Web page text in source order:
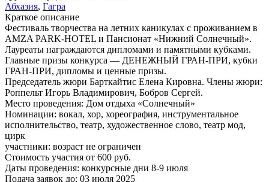
Абхазия, Гагра
Краткое описание
Фестиваль творчества на летних каникулах с проживанием в
AMZA PARK-HOTEL и Пансионат «Нижний Солнечный».
Лауреаты награждаются дипломами и памятными кубками.
Главные призы конкурса — ДЕНЕЖНЫЙ ГРАН-ПРИ, кубки
ГРАН-ПРИ, дипломы и ценные призы.
Председатель жюри Барткайтис Елена Кировна. Члены жюри:
Роппельт Игорь Владимирович, Бобров Сергей.
Место проведения: Дом отдыха «Солнечный»
Номинации: вокал, хор, хореография, инструментальное
исполнительство, театр, художественное слово, театр мод,
цирк
участники: возраст не ограничен
Стоимость участия от 600 руб.
Даты проведения: конкурсные дни 8-9 июля
Подача заявок до: 03 июля 2025